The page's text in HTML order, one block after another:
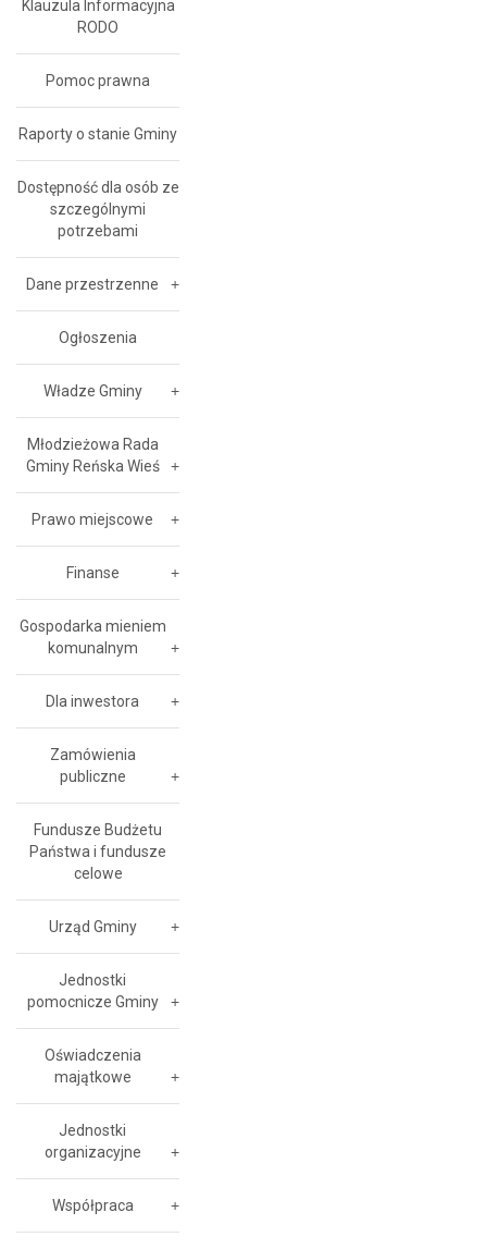
Klauzula Informacyjna
RODO
Pomoc prawna
Raporty o stanie Gminy
Dostępność dla osób ze
szczególnymi
potrzebami
Dane przestrzenne
Ogłoszenia
Władze Gminy
Młodzieżowa Rada
Gminy Reńska Wieś
Prawo miejscowe
Finanse
Gospodarka mieniem
komunalnym
Dla inwestora
Zamówienia
publiczne
Fundusze Budżetu
Państwa i fundusze
celowe
Urząd Gminy
Jednostki
pomocnicze Gminy
Oświadczenia
majątkowe
Jednostki
organizacyjne
Współpraca